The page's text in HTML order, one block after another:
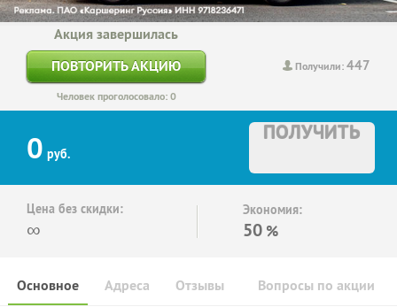
Получили:447
Акция завершилась
ПОВТОРИТЬ АКЦИЮ
Человек проголосовало: 0
0 руб.
ПОЛУЧИТЬ
Цена без скидки:
∞
Экономия:
50 %
Основное Отзывы Вопросы по акции
Адреса